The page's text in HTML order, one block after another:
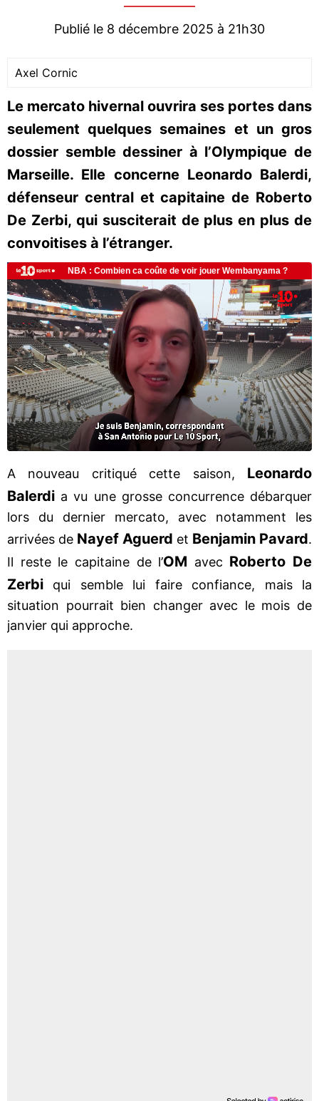
Publié le 8 décembre 2025 à 21h30
Axel Cornic
Le mercato hivernal ouvrira ses portes dans
seulement quelques semaines et un gros
dossier semble dessiner à l’Olympique de
Marseille. Elle concerne Leonardo Balerdi,
défenseur central et capitaine de Roberto
De Zerbi, qui susciterait de plus en plus de
convoitises à l’étranger.
A nouveau critiqué cette saison, Leonardo
Balerdi a vu une grosse concurrence débarquer
lors du dernier mercato, avec notamment les
arrivées de Nayef Aguerd et Benjamin Pavard.
Il reste le capitaine de l’OM avec Roberto De
Zerbi qui semble lui faire confiance, mais la
situation pourrait bien changer avec le mois de
janvier qui approche.